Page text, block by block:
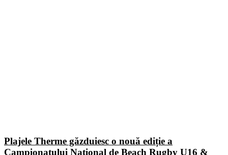
Plajele Therme găzduiesc o nouă ediție a
Campionatului Național de Beach Rugby U16 &